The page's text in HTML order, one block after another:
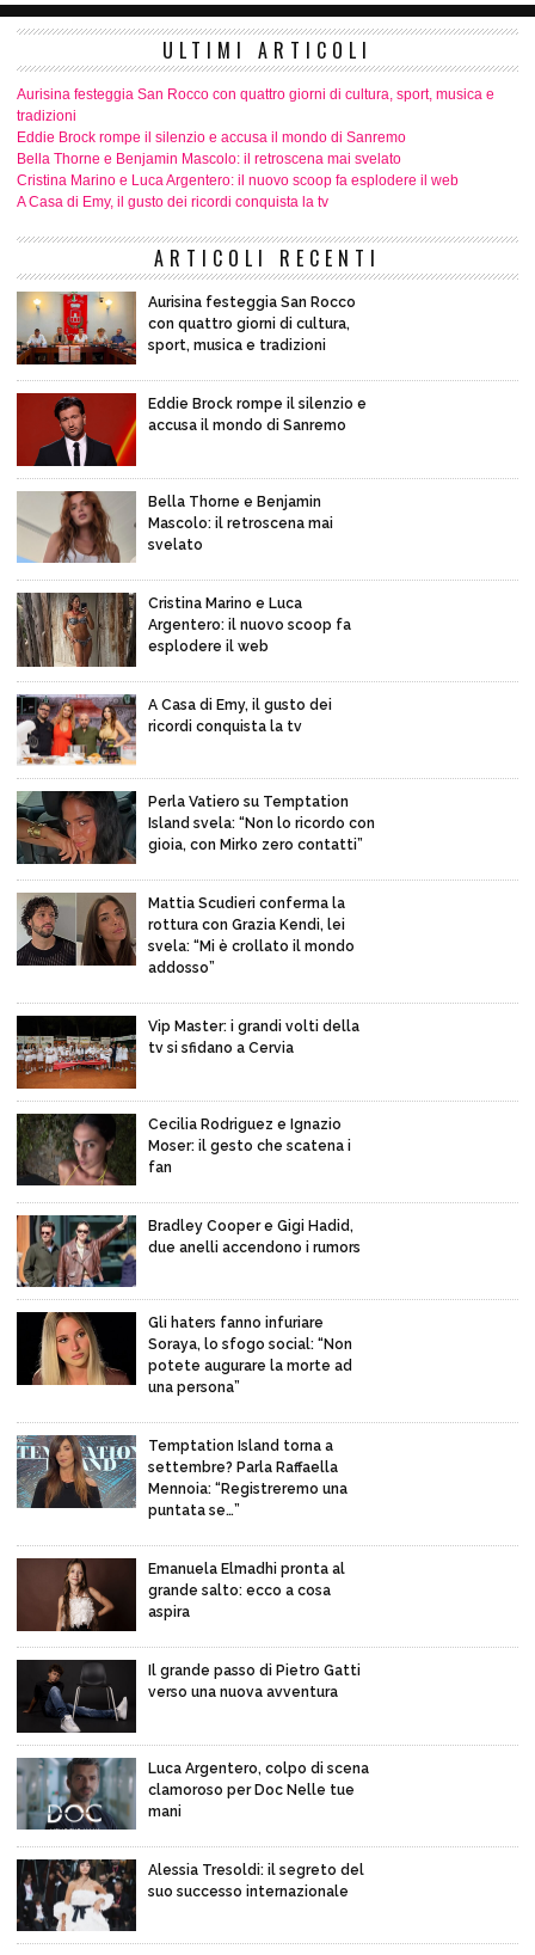
ULTIMI ARTICOLI
Aurisina festeggia San Rocco con quattro giorni di cultura, sport, musica e
tradizioni
Eddie Brock rompe il silenzio e accusa il mondo di Sanremo
Bella Thorne e Benjamin Mascolo: il retroscena mai svelato
Cristina Marino e Luca Argentero: il nuovo scoop fa esplodere il web
A Casa di Emy, il gusto dei ricordi conquista la tv
ARTICOLI RECENTI
Aurisina festeggia San Rocco
con quattro giorni di cultura,
sport, musica e tradizioni
Eddie Brock rompe il silenzio e
accusa il mondo di Sanremo
Bella Thorne e Benjamin
Mascolo: il retroscena mai
svelato
Cristina Marino e Luca
Argentero: il nuovo scoop fa
esplodere il web
A Casa di Emy, il gusto dei
ricordi conquista la tv
Perla Vatiero su Temptation
Island svela: “Non lo ricordo con
gioia, con Mirko zero contatti”
Mattia Scudieri conferma la
rottura con Grazia Kendi, lei
svela: “Mi è crollato il mondo
addosso”
Vip Master: i grandi volti della
tv si sfidano a Cervia
Cecilia Rodriguez e Ignazio
Moser: il gesto che scatena i
fan
Bradley Cooper e Gigi Hadid,
due anelli accendono i rumors
Gli haters fanno infuriare
Soraya, lo sfogo social: “Non
potete augurare la morte ad
una persona”
Temptation Island torna a
settembre? Parla Raffaella
Mennoia: “Registreremo una
puntata se…”
Emanuela Elmadhi pronta al
grande salto: ecco a cosa
aspira
Il grande passo di Pietro Gatti
verso una nuova avventura
Luca Argentero, colpo di scena
clamoroso per Doc Nelle tue
mani
Alessia Tresoldi: il segreto del
suo successo internazionale